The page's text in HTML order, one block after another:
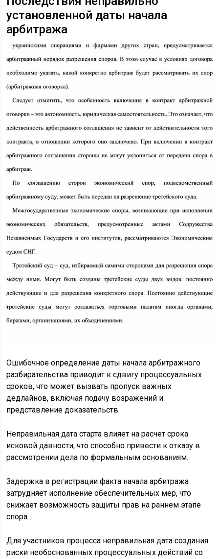
установленной даты начала
арбитража
Ошибочное определение даты начала арбитражного
разбирательства приводит к сдвигу процессуальных
сроков, что может вызвать пропуск важных
дедлайнов, включая подачу возражений и
представление доказательств.
Неправильная дата старта влияет на расчет срока
исковой давности, что способно привести к отказу в
рассмотрении дела по формальным основаниям.
Задержка в регистрации факта начала арбитража
затрудняет исполнение обеспечительных мер, что
снижает возможность защиты прав на раннем этапе
спора.
Для участников процесса неправильная дата создания
риски необоснованных процессуальных действий со